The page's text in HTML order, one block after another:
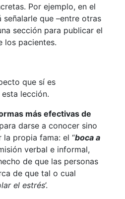
Por ejemplo, en el
que –entre otras
sección para publicar el
los pacientes.
que sí es
lección.
más efectivas de
darse a conocer sino
propia fama: el “boca a
verbal e informal,
de que las personas
de que tal o cual
el estrés’.